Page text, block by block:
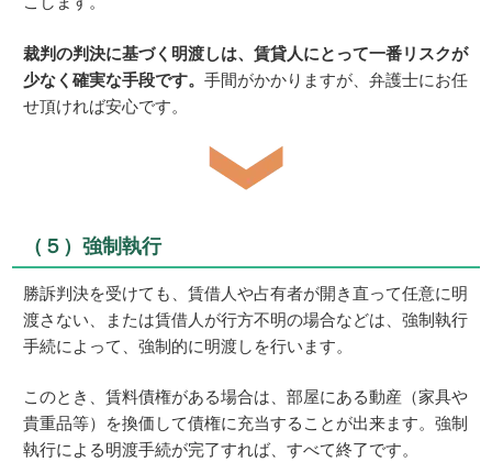
裁判の判決に基づく明渡しは、賃貸人にとって一番リスクが
少なく確実な手段です。手間がかかりますが、弁護士にお任
せ頂ければ安心です。
（５）強制執行
勝訴判決を受けても、賃借人や占有者が開き直って任意に明
渡さない、または賃借人が行方不明の場合などは、強制執行
手続によって、強制的に明渡しを行います。
このとき、賃料債権がある場合は、部屋にある動産（家具や
貴重品等）を換価して債権に充当することが出来ます。強制
執行による明渡手続が完了すれば、すべて終了です。